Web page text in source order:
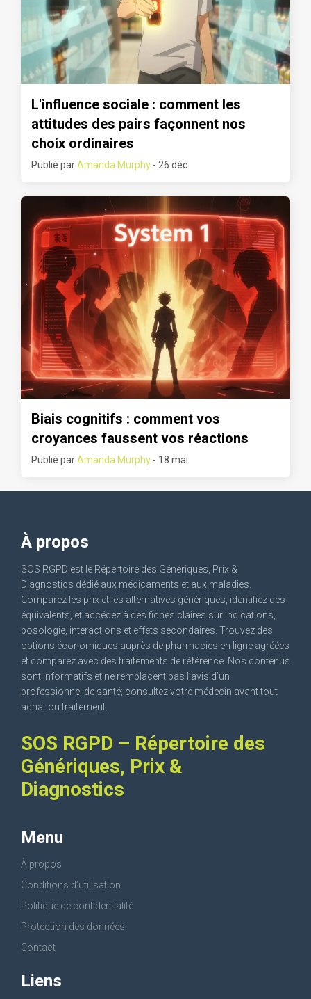
L'influence sociale : comment les
attitudes des pairs façonnent nos
choix ordinaires
Publié parAmanda Murphy - 26 déc.
Biais cognitifs : comment vos
croyances faussent vos réactions
Publié parAmanda Murphy - 18 mai
À propos
SOS RGPD est le Répertoire des Génériques, Prix &
Diagnostics dédié aux médicaments et aux maladies.
Comparez les prix et les alternatives génériques, identifiez des
équivalents, et accédez à des fiches claires sur indications,
posologie, interactions et effets secondaires. Trouvez des
options économiques auprès de pharmacies en ligne agréées
et comparez avec des traitements de référence. Nos contenus
sont informatifs et ne remplacent pas l’avis d’un
professionnel de santé; consultez votre médecin avant tout
achat ou traitement.
SOS RGPD – Répertoire des
Génériques, Prix &
Diagnostics
Menu
À propos
Conditions d’utilisation
Politique de confidentialité
Protection des données
Contact
Liens